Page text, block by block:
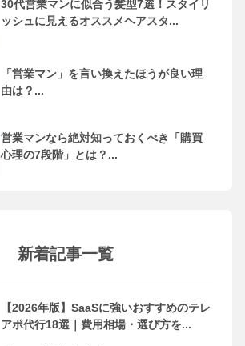
30代営業マンに似合う髪型7選！スタイリ
ッシュに見えるオススメヘアスタ...
「営業マン」を言い換えたほうが良い理
由は？...
営業マンなら絶対知っておくべき「購買
心理の7段階」とは？...
新着記事一覧
【2026年版】SaaSに強いおすすめのテレ
アポ代行18選｜費用相場・選び方を...